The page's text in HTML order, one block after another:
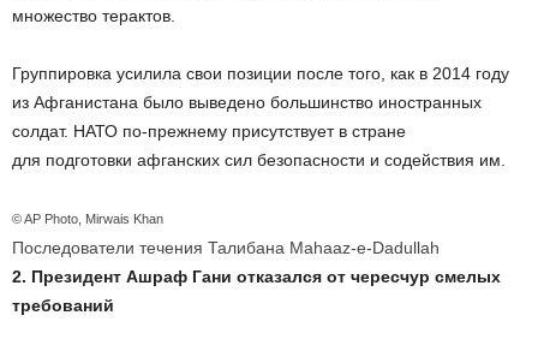
множество терактов.
Группировка усилила свои позиции после того, как в 2014 году
из Афганистана было выведено большинство иностранных
солдат. НАТО по-прежнему присутствует в стране
для подготовки афганских сил безопасности и содействия им.
© AP Photo, Mirwais Khan
Последователи течения Талибана Mahaaz-e-Dadullah
2. Президент Ашраф Гани отказался от чересчур смелых
требований